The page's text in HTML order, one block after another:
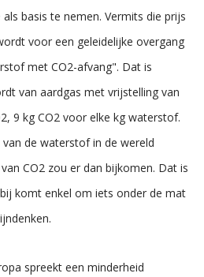
basis te nemen. Vermits die prijs
voor een geleidelijke overgang
met CO2-afvang". Dat is
van aardgas met vrijstelling van
9 kg CO2 voor elke kg waterstof.
de waterstof in de wereld
CO2 zou er dan bijkomen. Dat is
komt enkel om iets onder de mat
spreekt een minderheid